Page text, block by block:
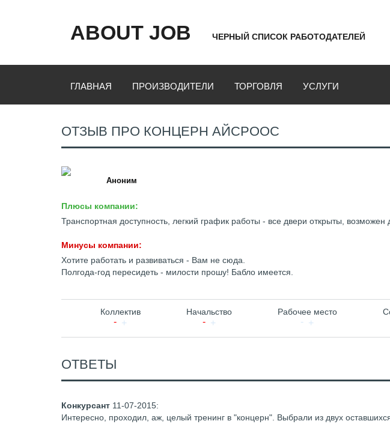
ABOUT JOB ЧЕРНЫЙ СПИСОК РАБОТОДАТЕЛЕЙ
ГЛАВНАЯ ПРОИЗВОДИТЕЛИ ТОРГОВЛЯ УСЛУГИ
ОТЗЫВ ПРО КОНЦЕРН АЙСРООС
Аноним
Плюсы компании:
Транспортная доступность, легкий график работы - все двери открыты, возможен
Минусы компании:
Хотите работать и развиваться - Вам не сюда.
Полгода-год пересидеть - милости прошу! Бабло имеется.
Коллектив Начальство Рабочее место
ОТВЕТЫ
Конкурсант 11-07-2015:
Интересно, проходил, аж, целый тренинг в "концерн". Выбрали из двух